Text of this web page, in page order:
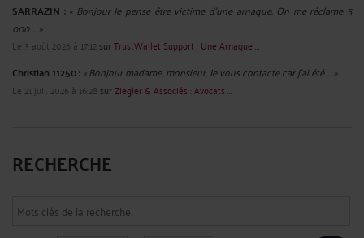
SARRAZIN : « Bonjour Je pense être victime d'une arnaque. On me réclame 5
000 ... »
Le 3 août 2026 à 17:12surTrustWallet Support : Une Arnaque ...
Christian 11250 :« Bonjour madame, monsieur, Je vous contacte car j'ai été ... »
Le 21 juil. 2026 à 16:28 surZiegler & Associés : Avocats ...
RECHERCHE